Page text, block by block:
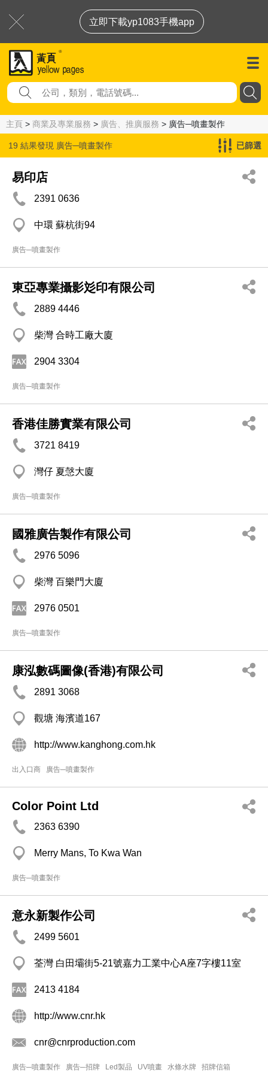
立即下載yp1083手機app
主頁 > 商業及專業服務 > 廣告、推廣服務 > 廣告─噴畫製作
19 結果發現 廣告─噴畫製作 已篩選
易印店
2391 0636
中環 蘇杭街94
廣告─噴畫製作
東亞專業攝影彣印有限公司
2889 4446
柴灣 合時工廠大廈
2904 3304
廣告─噴畫製作
香港佳勝實業有限公司
3721 8419
灣仔 夏愨大廈
廣告─噴畫製作
國雅廣告製作有限公司
2976 5096
柴灣 百樂門大廈
2976 0501
廣告─噴畫製作
康泓數碼圖像(香港)有限公司
2891 3068
觀塘 海濱道167
http://www.kanghong.com.hk
出入口商 廣告─噴畫製作
Color Point Ltd
2363 6390
Merry Mans, To Kwa Wan
廣告─噴畫製作
意永新製作公司
2499 5601
荃灣 白田壩街5-21號嘉力工業中心A座7字樓11室
2413 4184
http://www.cnr.hk
cnr@cnrproduction.com
廣告─噴畫製作 廣告─招牌 Led製品 UV噴畫 水條水牌 招牌信箱